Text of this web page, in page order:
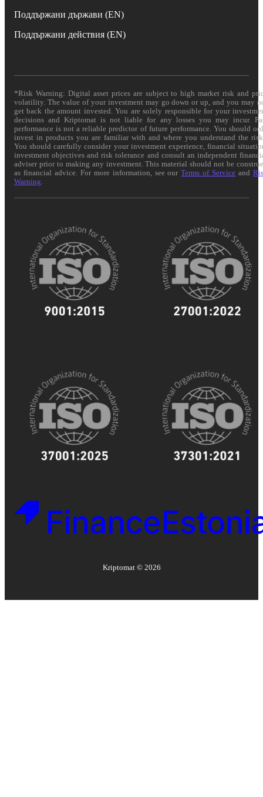
Поддържани държави (EN)
Поддържани действия (EN)
*Risk Warning: Digital asset prices are subject to high market risk and
volatility. The value of your investment may go down or up, and you may
get back the amount invested. You are solely responsible for your
decisions and Kriptomat is not liable for any losses you may incur.
performance is not a reliable predictor of future performance. You should
invest in products you are familiar with and where you understand the
You should carefully consider your investment experience, financial
investment objectives and risk tolerance and consult an independent
adviser prior to making any investment. This material should not be
as financial advice. For more information, see ourTerms of Service and
Warning
Kriptomat © 2026